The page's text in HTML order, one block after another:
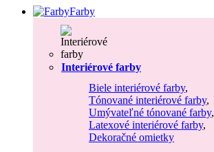
Farby
Interiérové farby
Biele interiérové farby,
Tónované interiérové farby,
Umývateľné tónované farby,
Latexové interiérové farby,
Dekoračné omietky